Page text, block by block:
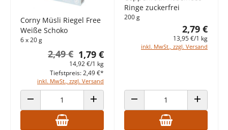
Corny Müsli Riegel Free
Weiße Schoko
6 x 20 g
1,79 €
2,49 €
14,92 €/1 kg
inkl. MwSt., zzgl. Versand
Tiefstpreis: 2,49 €*
ANZAHL VERRINGERN ANZAHL ERHÖHEN
Ringe zuckerfrei
200 g
2,79 €
13,95 €/1 kg
inkl. MwSt., zzgl. Versand
ANZAHL VERRINGERN ANZAHL